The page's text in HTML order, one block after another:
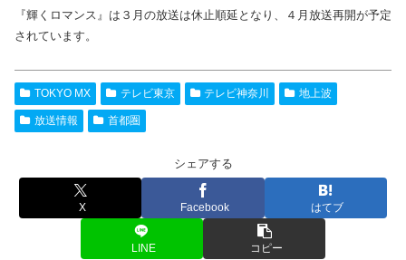
『輝くロマンス』は３月の放送は休止順延となり、４月放送再開が予定
されています。
TOKYO MX テレビ東京 テレビ神奈川 地上波
放送情報 首都圏
シェアする
X Facebook はてブ
LINE コピー